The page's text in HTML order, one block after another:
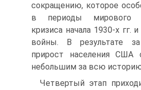
сокращению, которое
в периоды мирового
кризиса начала 1930-х гг.
войны. В результате
прирост населения США
небольшим за всю
Четвертый этап